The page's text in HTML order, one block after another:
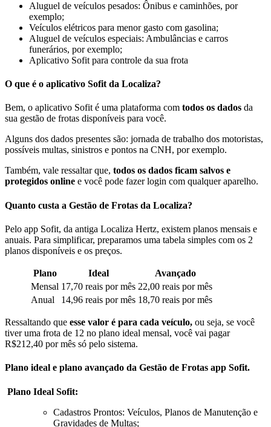
Aluguel de veículos pesados: Ônibus e caminhões, por
exemplo;
Veículos elétricos para menor gasto com gasolina;
Aluguel de veículos especiais: Ambulâncias e carros
funerários, por exemplo;
Aplicativo Sofit para controle da sua frota
O que é o aplicativo Sofit da Localiza?
Bem, o aplicativo Sofit é uma plataforma com todos os dados da
sua gestão de frotas disponíveis para você.
Alguns dos dados presentes são: jornada de trabalho dos motoristas,
possíveis multas, sinistros e pontos na CNH, por exemplo.
Também, vale ressaltar que, todos os dados ficam salvos e
protegidos online e você pode fazer login com qualquer aparelho.
Quanto custa a Gestão de Frotas da Localiza?
Pelo app Sofit, da antiga Localiza Hertz, existem planos mensais e
anuais. Para simplificar, preparamos uma tabela simples com os 2
planos disponíveis e os preços.
Plano Ideal
Avançado
Mensal 17,70 reais por mês 22,00 reais por mês
Anual
14,96 reais por mês 18,70 reais por mês
Ressaltando que esse valor é para cada veículo, ou seja, se você
tiver uma frota de 12 no plano ideal mensal, você vai pagar
R$212,40 por mês só pelo sistema.
Plano ideal e plano avançado da Gestão de Frotas app Sofit.
Plano Ideal Sofit:
Cadastros Prontos: Veículos, Planos de Manutenção e
Gravidades de Multas;